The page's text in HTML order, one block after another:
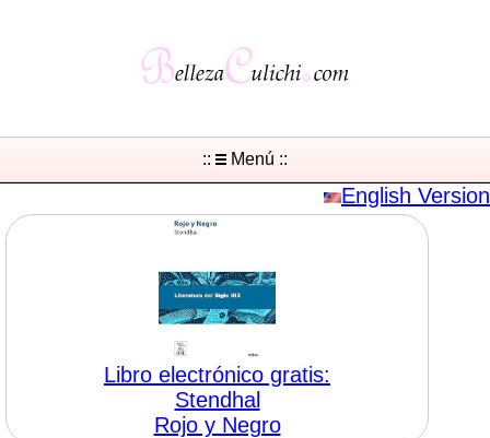
:: Menú ::
English Version
Libro electrónico gratis:
Stendhal
Rojo y Negro